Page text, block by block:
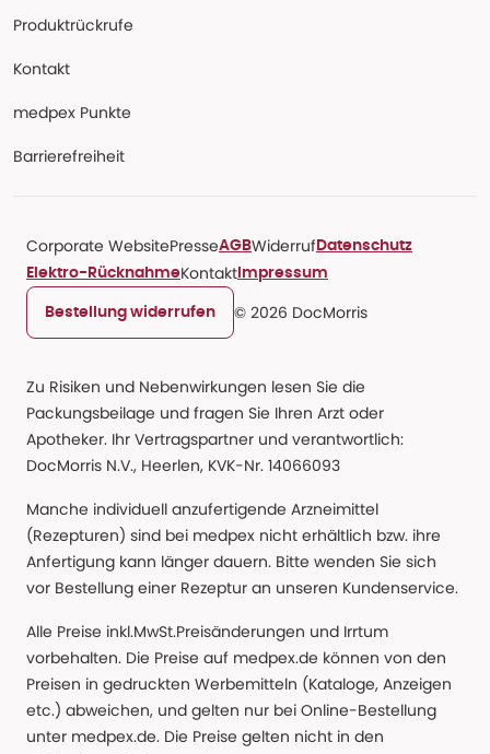
Produktrückrufe
Kontakt
medpex Punkte
Barrierefreiheit
Corporate WebsitePresseAGBWiderruf Datenschutz
Elektro-RücknahmeKontakt Impressum
Bestellung widerrufen © 2026 DocMorris
Zu Risiken und Nebenwirkungen lesen Sie die
Packungsbeilage und fragen Sie Ihren Arzt oder
Apotheker. Ihr Vertragspartner und verantwortlich:
DocMorris N.V., Heerlen, KVK-Nr. 14066093
Manche individuell anzufertigende Arzneimittel
(Rezepturen) sind bei medpex nicht erhältlich bzw. ihre
Anfertigung kann länger dauern. Bitte wenden Sie sich
vor Bestellung einer Rezeptur an unseren Kundenservice.
Alle Preise inkl.MwSt.Preisänderungen und Irrtum
vorbehalten. Die Preise auf medpex.de können von den
Preisen in gedruckten Werbemitteln (Kataloge, Anzeigen
etc.) abweichen, und gelten nur bei Online-Bestellung
unter medpex.de. Die Preise gelten nicht in den